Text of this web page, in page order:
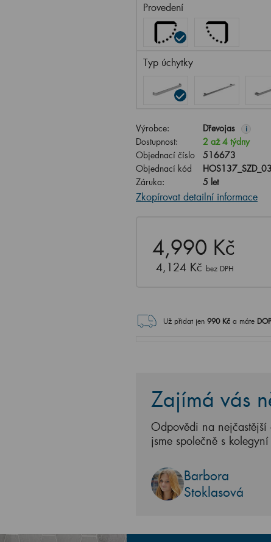
Provedení
Typ úchytky
Výrobce: Dřevojas i
Dostupnost:
2 až 4 týdny
Objednací číslo
516673
Objednací kód
Záruka:
5 let
Zkopírovat detailní informace
4,990 Kč
4,124 Kč bez DPH
Už přidat jen 990Kč a máte
Zajímá vás
Odpovědi na
jsme společně s
Barbora
Stoklasová